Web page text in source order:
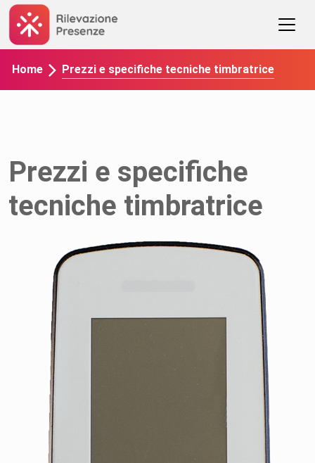
Home Prezzi e specifiche tecniche timbratrice
Prezzi e specifiche
tecniche timbratrice